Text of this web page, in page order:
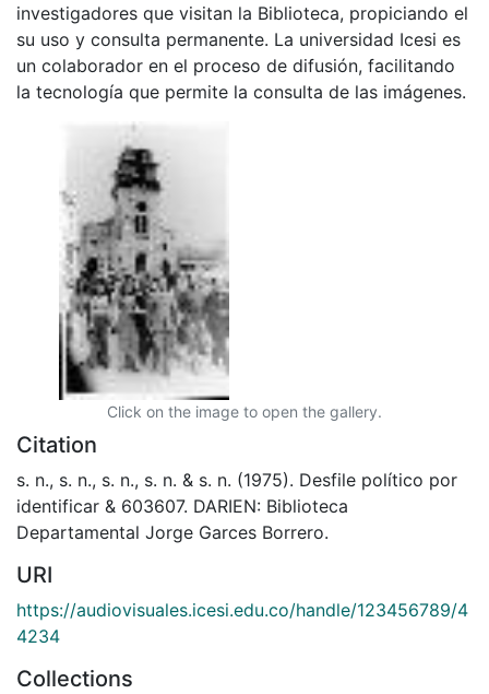
investigadores que visitan la Biblioteca, propiciando el
su uso y consulta permanente. La universidad Icesi es
un colaborador en el proceso de difusión, facilitando
la tecnología que permite la consulta de las imágenes.
Click on the image to open the gallery.
Citation
s. n., s. n., s. n., s. n. & s. n. (1975). Desfile político por
identificar & 603607. DARIEN: Biblioteca
Departamental Jorge Garces Borrero.
URI
https://audiovisuales.icesi.edu.co/handle/123456789/4
4234
Collections